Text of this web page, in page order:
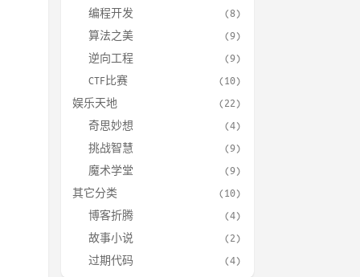
编程开发
(8)
算法之美
(9)
逆向工程
(9)
CTF比赛
(10)
娱乐天地
(22)
奇思妙想
(4)
挑战智慧
(9)
魔术学堂
(9)
其它分类
(10)
博客折腾
(4)
故事小说
(2)
过期代码
(4)